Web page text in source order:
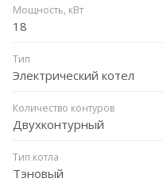
Мощность, кВт
18
Тип
Электрический котел
Количество контуров
Двухконтурный
Тип котла
Тэновый